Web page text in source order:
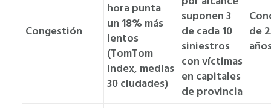
Congestión
hora punta
un 18% más
lentos
(TomTom
Index, medias
30 ciudades)
suponen 3
de cada 10
siniestros
con víctimas
en capitales
de provincia
de